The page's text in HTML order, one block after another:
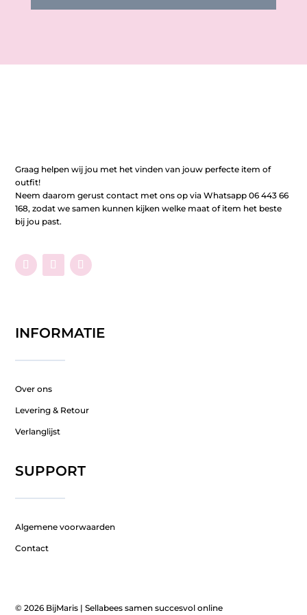
Graag helpen wij jou met het vinden van jouw perfecte item of
outfit!
Neem daarom gerust contact met ons op via Whatsapp 06 443 66
168, zodat we samen kunnen kijken welke maat of item het beste
bij jou past.
INFORMATIE
Over ons
Levering & Retour
Verlanglijst
SUPPORT
Algemene voorwaarden
Contact
© 2026 BijMaris |Sellabees samen succesvol online